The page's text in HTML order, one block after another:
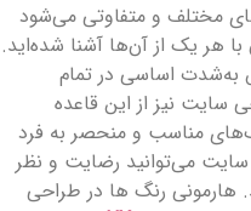
مختلف و متفاوتی می‌شود
با هر یک از آن‌ها آشنا شده‌اید.
به‌شدت اساسی در تمام
سایت نیز از این قاعده
مناسب و منحصر به‌ فرد
می‌توانید رضایت و نظر
هارمونی رنگ ها در طراحی